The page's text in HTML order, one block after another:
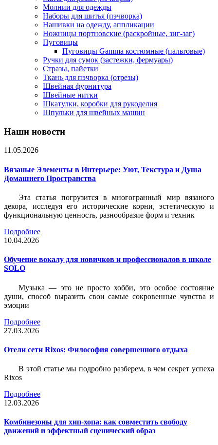
Молнии для одежды
Наборы для шитья (пэчворка)
Нашивки на одежду, аппликации
Ножницы портновские (раскройные, зиг-заг)
Пуговицы
Пуговицы Gamma костюмные (пальтовые)
Ручки для сумок (застежки, фермуары)
Стразы, пайетки
Ткань для пэчворка (отрезы)
Швейная фурнитура
Швейные нитки
Шкатулки, коробки для рукоделия
Шпульки для швейных машин
Наши новости
11.05.2026
Вязаные Элементы в Интерьере: Уют, Текстура и Душа
Домашнего Пространства
Эта статья погрузится в многогранный мир вязаного
декора, исследуя его исторические корни, эстетическую и
функциональную ценность, разнообразие форм и техник
Подробнее
10.04.2026
Обучение вокалу для новичков и профессионалов в школе
SOLO
Музыка — это не просто хобби, это особое состояние
души, способ выразить свои самые сокровенные чувства и
эмоции
Подробнее
27.03.2026
Отели сети Rixos: Философия совершенного отдыха
В этой статье мы подробно разберем, в чем секрет успеха
Rixos
Подробнее
12.03.2026
Комбинезоны для хип-хопа: как совместить свободу
движений и эффектный сценический образ